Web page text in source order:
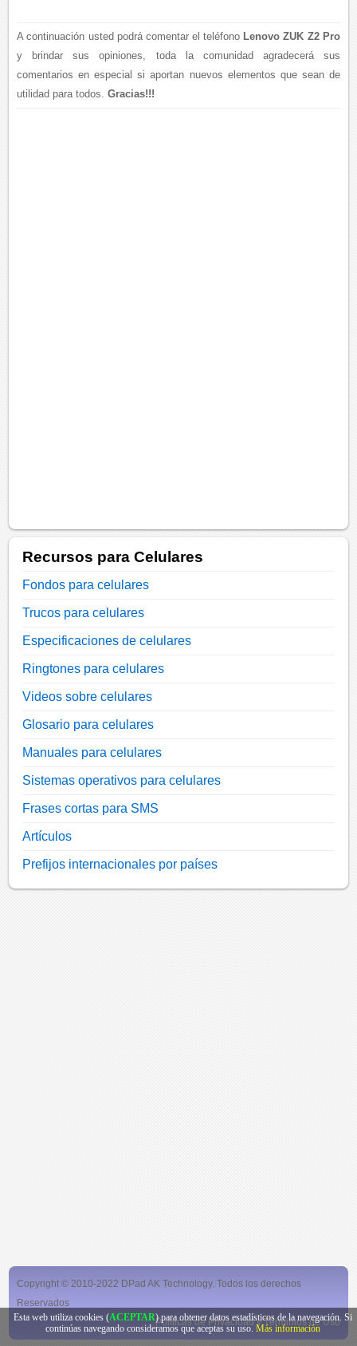
A continuación usted podrá comentar el teléfono Lenovo ZUK Z2 Pro
y brindar sus opiniones, toda la comunidad agradecerá sus
comentarios en especial si aportan nuevos elementos que sean de
utilidad para todos.Gracias!!!
Recursos para Celulares
Fondos para celulares
Trucos para celulares
Especificaciones de celulares
Ringtones para celulares
Videos sobre celulares
Glosario para celulares
Manuales para celulares
Sistemas operativos para celulares
Frases cortas para SMS
Artículos
Prefijos internacionales por países
Copyright © 2010-2022 DPad AK Technology. Todos los derechos
Reservados
Políticas de Privacidad y Términios de Uso
Esta web utiliza cookies (ACEPTAR) para obtener datos estadísticos de la navegación. Si
continúas navegando consideramos que aceptas su uso. Más información